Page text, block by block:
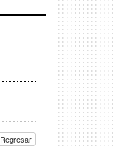
Regresar